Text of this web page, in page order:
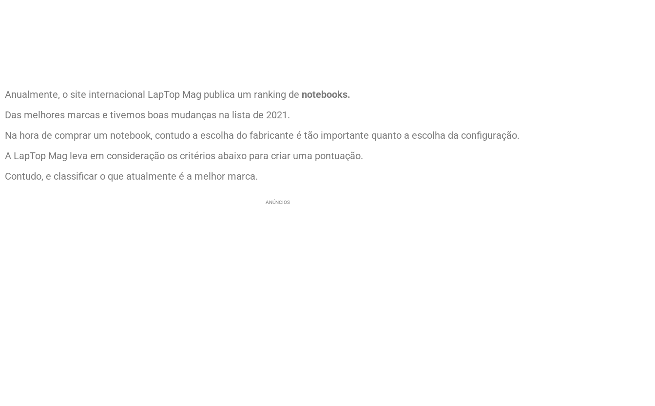
Anualmente, o site internacional LapTop Mag publica um ranking de notebooks.
Das melhores marcas e tivemos boas mudanças na lista de 2021.
Na hora de comprar um notebook, contudo a escolha do fabricante é tão importante quanto a escolha da configuração.
A LapTop Mag leva em consideração os critérios abaixo para criar uma pontuação.
Contudo, e classificar o que atualmente é a melhor marca.
ANÚNCIOS